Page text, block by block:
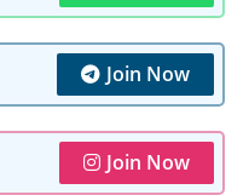
Join Now
Join Now